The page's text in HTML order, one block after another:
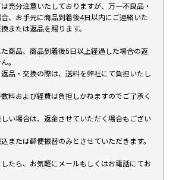
充分注意いたしておりますが、万一不良品・
、お手元に商品到着後4日以内にご連絡いた
または返品を賜ります。
商品、商品到着後5日以上経過した場合の返
。
品・交換の際は、送料を弊社にて負担いたし
料および経費は負担しかねますのでご了承く
い場合は、返金させていただく場合もござい
または郵便振替のみとさせていただきます。
たら、お気軽にメールもしくはお電話にてお